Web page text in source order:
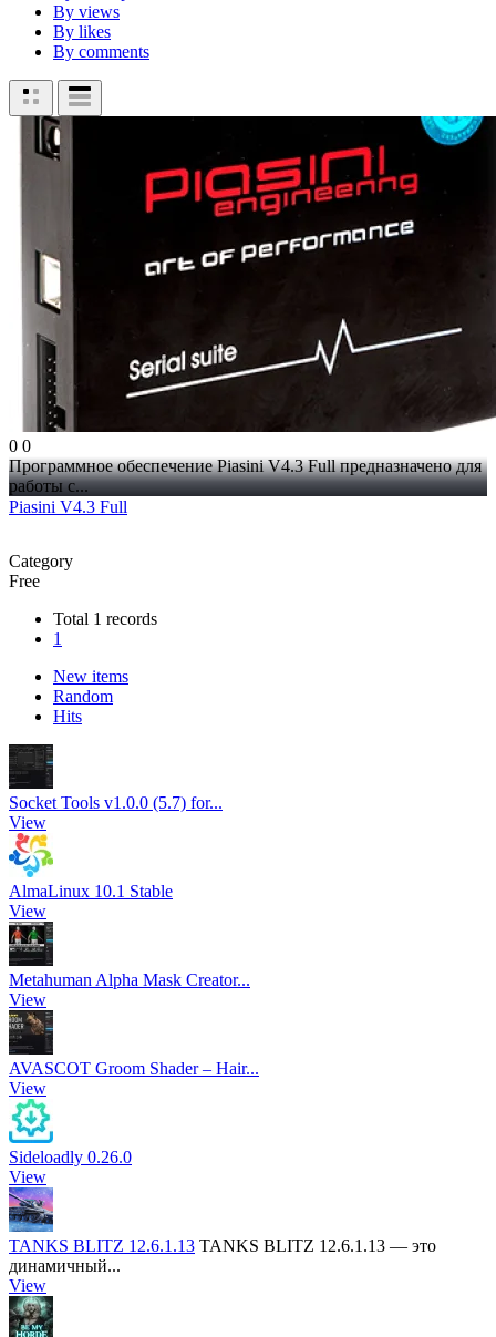
By views
By likes
By comments
0 0
Программное обеспечение Piasini V4.3 Full предназначено для
работы с...
Piasini V4.3 Full
Category
Free
Total 1 records
1
New items
Random
Hits
Socket Tools v1.0.0 (5.7) for...
View
AlmaLinux 10.1 Stable
View
Metahuman Alpha Mask Creator...
View
AVASCOT Groom Shader – Hair...
View
Sideloadly 0.26.0
View
TANKS BLITZ 12.6.1.13 TANKS BLITZ 12.6.1.13 — это
динамичный...
View